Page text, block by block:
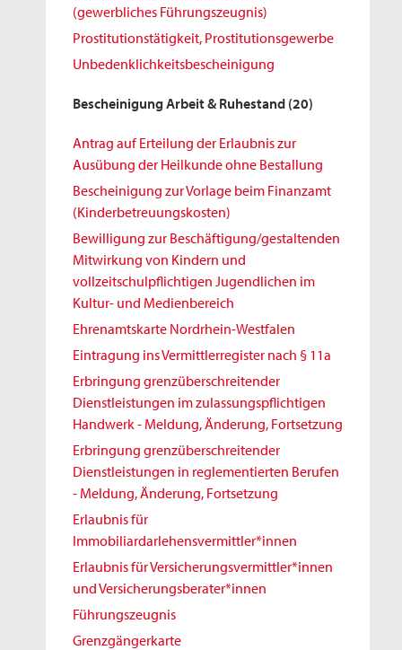
(gewerbliches Führungszeugnis)
Prostitutionstätigkeit, Prostitutionsgewerbe
Unbedenklichkeitsbescheinigung
Bescheinigung Arbeit & Ruhestand (20)
Antrag auf Erteilung der Erlaubnis zur
Ausübung der Heilkunde ohne Bestallung
Bescheinigung zur Vorlage beim Finanzamt
(Kinderbetreuungskosten)
Bewilligung zur Beschäftigung/gestaltenden
Mitwirkung von Kindern und
vollzeitschulpflichtigen Jugendlichen im
Kultur- und Medienbereich
Ehrenamtskarte Nordrhein-Westfalen
Eintragung ins Vermittlerregister nach § 11a
Erbringung grenzüberschreitender
Dienstleistungen im zulassungspflichtigen
Handwerk - Meldung, Änderung, Fortsetzung
Erbringung grenzüberschreitender
Dienstleistungen in reglementierten Berufen
- Meldung, Änderung, Fortsetzung
Erlaubnis für
Immobiliardarlehensvermittler*innen
Erlaubnis für Versicherungsvermittler*innen
und Versicherungsberater*innen
Führungszeugnis
Grenzgängerkarte